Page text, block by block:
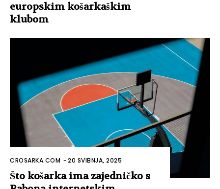
europskim košarkaškim
klubom
CROSARKA.COM -20 SVIBNJA, 2025
Što košarka ima zajedničko s